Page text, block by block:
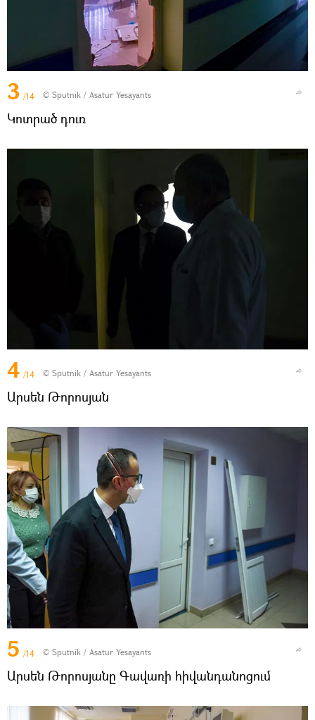
3 /14 © Sputnik / Asatur Yesayants
Կոտրած դուռ
4 /14 © Sputnik / Asatur Yesayants
Արսեն Թորոսյան
5 /14 © Sputnik / Asatur Yesayants
Արսեն Թորոսյանը Գավառի հիվանդանոցում